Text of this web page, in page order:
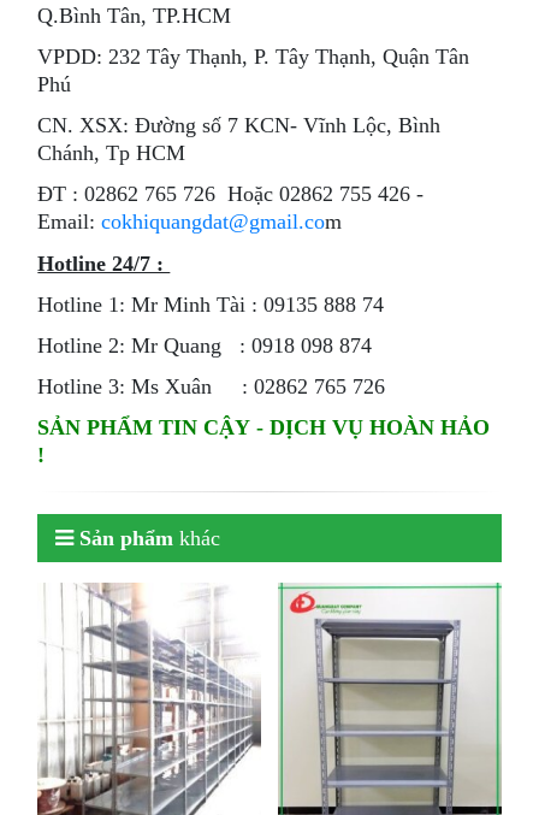
Q.Bình Tân, TP.HCM
VPDD: 232 Tây Thạnh, P. Tây Thạnh, Quận Tân
Phú
CN. XSX: Đường số 7 KCN- Vĩnh Lộc, Bình
Chánh, Tp HCM
ÐT : 02862 765 726 Hoặc 02862 755 426 -
Email:cokhiquangdat@gmail.com
Hotline 24/7 :
Hotline 1: Mr Minh Tài : 09135 888 74
Hotline 2: Mr Quang : 0918 098 874
Hotline 3: Ms Xuân : 02862 765 726
SẢN PHẨM TIN CẬY - DỊCH VỤ HOÀN HẢO
!
Sản phẩm khác